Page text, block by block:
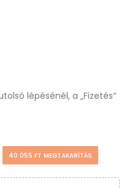
lépésénél, a „Fizetés“
40 055 FT MEGTAKARÍTÁS